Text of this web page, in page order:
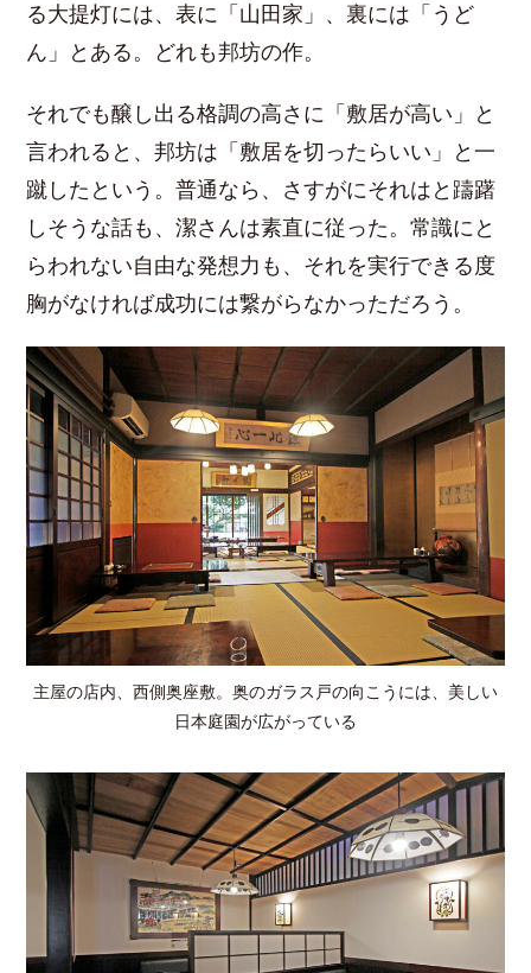
る大提灯には、表に「山田家」、裏には「うど
ん」とある。どれも邦坊の作。
それでも醸し出る格調の高さに「敷居が高い」と
言われると、邦坊は「敷居を切ったらいい」と一
蹴したという。普通なら、さすがにそれはと躊躇
しそうな話も、潔さんは素直に従った。常識にと
らわれない自由な発想力も、それを実行できる度
胸がなければ成功には繋がらなかっただろう。
主屋の店内、西側奥座敷。奥のガラス戸の向こうには、美しい
日本庭園が広がっている